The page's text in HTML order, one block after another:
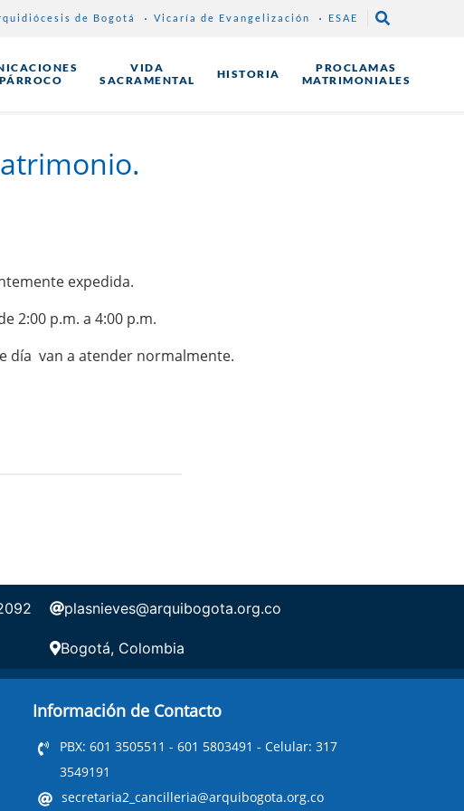
de Bogotá Vicaría de Evangelización ESAE
VIDA
SACRAMENTAL
HISTORIA
PROCLAMAS
MATRIMONIALES
expedida.
2:00 p.m. a 4:00 p.m.
día van a atender normalmente.
plasnieves@arquibogota.org.co
Bogotá, Colombia
Información de Contacto
PBX: 601 3505511 - 601 5803491 - Celular: 317
3549191
secretaria2_cancilleria@arquibogota.org.co